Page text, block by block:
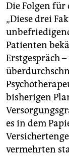
Die Folgen für
„Diese drei
Patienten
Erstgespräch
bisherigen
es in dem
vermehrten